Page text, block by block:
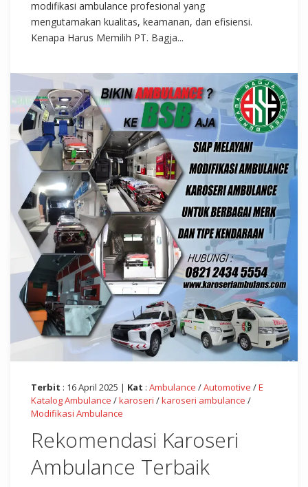
modifikasi ambulance profesional yang
mengutamakan kualitas, keamanan, dan efisiensi.
Kenapa Harus Memilih PT. Bagja...
Terbit : 16 April 2025 | Kat : Ambulance /Automotive /E
Katalog Ambulance /karoseri /karoseri ambulance /
Modifikasi Ambulance
Rekomendasi Karoseri
Ambulance Terbaik